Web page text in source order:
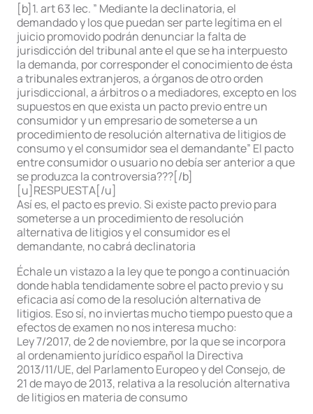
[b]1. art 63 lec. ” Mediante la declinatoria, el
demandado y los que puedan ser parte legítima en el
juicio promovido podrán denunciar la falta de
jurisdicción del tribunal ante el que se ha interpuesto
la demanda, por corresponder el conocimiento de ésta
a tribunales extranjeros, a órganos de otro orden
jurisdiccional, a árbitros o a mediadores, excepto en los
supuestos en que exista un pacto previo entre un
consumidor y un empresario de someterse a un
procedimiento de resolución alternativa de litigios de
consumo y el consumidor sea el demandante” El pacto
entre consumidor o usuario no debía ser anterior a que
se produzca la controversia???[/b]
[u]RESPUESTA[/u]
Así es, el pacto es previo. Si existe pacto previo para
someterse a un procedimiento de resolución
alternativa de litigios y el consumidor es el
demandante, no cabrá declinatoria
Échale un vistazo a la ley que te pongo a continuación
donde habla tendidamente sobre el pacto previo y su
eficacia así como de la resolución alternativa de
litigios. Eso sí, no inviertas mucho tiempo puesto que a
efectos de examen no nos interesa mucho:
Ley 7/2017, de 2 de noviembre, por la que se incorpora
al ordenamiento jurídico español la Directiva
2013/11/UE, del Parlamento Europeo y del Consejo, de
21 de mayo de 2013, relativa a la resolución alternativa
de litigios en materia de consumo